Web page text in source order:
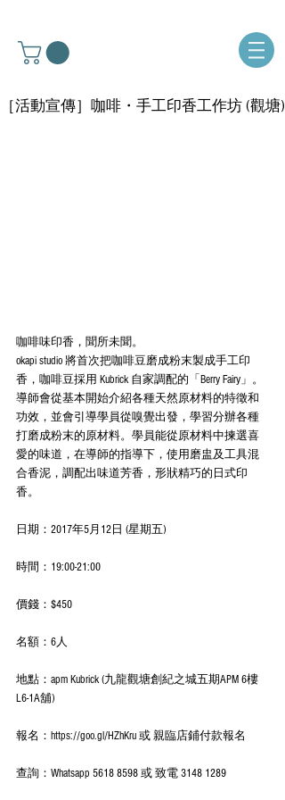
［活動宣傳］咖啡・手工印香工作坊 (觀塘)
咖啡味印香，聞所未聞。
okapi studio 將首次把咖啡豆磨成粉末製成手工印
香，咖啡豆採用 Kubrick 自家調配的「Berry Fairy」。
導師會從基本開始介紹各種天然原材料的特徵和
功效，並會引導學員從嗅覺出發，學習分辦各種
打磨成粉末的原材料。學員能從原材料中揀選喜
愛的味道，在導師的指導下，使用磨盅及工具混
合香泥，調配出味道芳香，形狀精巧的日式印
香。
日期：2017年5月12日 (星期五)
時間：19:00-21:00
價錢：$450
名額：6人
地點：apm Kubrick (九龍觀塘創紀之城五期APM 6樓
L6-1A舖)
報名：https://goo.gl/HZhKru 或 親臨店鋪付款報名
查詢：Whatsapp 5618 8598 或 致電 3148 1289